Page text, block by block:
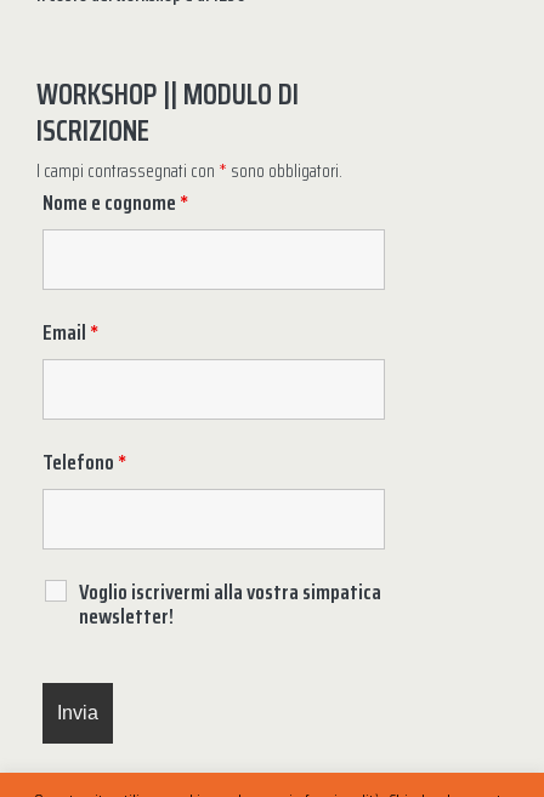
WORKSHOP || MODULO DI
ISCRIZIONE
I campi contrassegnati con * sono obbligatori.
Nome e cognome*
Email*
Telefono*
Voglio iscrivermi alla vostra simpatica
newsletter!